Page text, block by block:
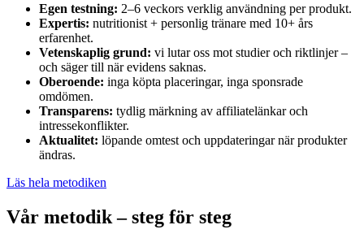
Egen testning: 2–6 veckors verklig användning per produkt.
Expertis: nutritionist + personlig tränare med 10+ års
erfarenhet.
Vetenskaplig grund: vi lutar oss mot studier och riktlinjer –
och säger till när evidens saknas.
Oberoende: inga köpta placeringar, inga sponsrade
omdömen.
Transparens: tydlig märkning av affiliatelänkar och
intressekonflikter.
Aktualitet: löpande omtest och uppdateringar när produkter
ändras.
Läs hela metodiken
Vår metodik – steg för steg